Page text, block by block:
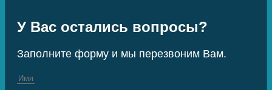
У Вас остались вопросы?
Заполните форму и мы перезвоним Вам.